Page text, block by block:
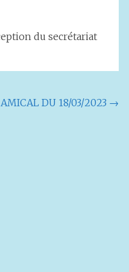
du secrétariat
DU 18/03/2023 →